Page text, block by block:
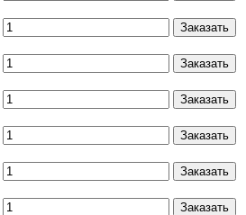
Заказать
Заказать
Заказать
Заказать
Заказать
Заказать